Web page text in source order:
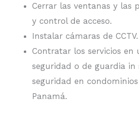
Cerrar las ventanas y las
y control de acceso.
Instalar cámaras de CCTV.
Contratar los servicios en
seguridad o de guardia in
seguridad en
Panamá.